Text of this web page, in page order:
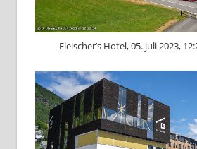
Fleischer’s Hotel, 05. juli 2023,